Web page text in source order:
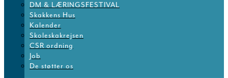
DM & LÆRINGSFESTIVAL
Skakkens Hus
Kalender
Skoleskakrejsen
CSR ordning
Job
De støtter os